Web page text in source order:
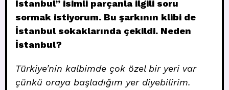
İstanbul” isimli parçanla ilgili soru
sormak istiyorum. Bu şarkının klibi de
İstanbul sokaklarında çekildi. Neden
İstanbul?
Türkiye’nin kalbimde çok özel bir yeri var
çünkü oraya başladığım yer diyebilirim.